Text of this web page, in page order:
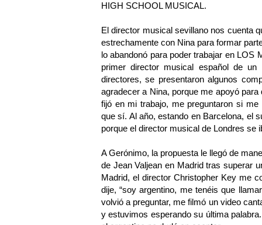
HIGH SCHOOL MUSICAL.
El director musical sevillano nos cuenta
estrechamente con Nina para formar
lo abandonó para poder trabajar en LOS
primer director musical español de
directores, se presentaron algunos
agradecer a Nina, porque me apoyó
fijó en mi trabajo, me preguntaron si
que sí. Al año, estando en Barcelona, el
porque el director musical de Londres se
A Gerónimo, la propuesta le llegó de
de Jean Valjean en Madrid tras superar
Madrid, el director Christopher Key me
dije, “soy argentino, me tenéis que
volvió a preguntar, me filmó un video
y estuvimos esperando su última